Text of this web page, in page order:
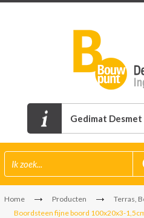
Gedimat
Home Producten
Terras,
Boordsteen fijne boord 100x20x3-